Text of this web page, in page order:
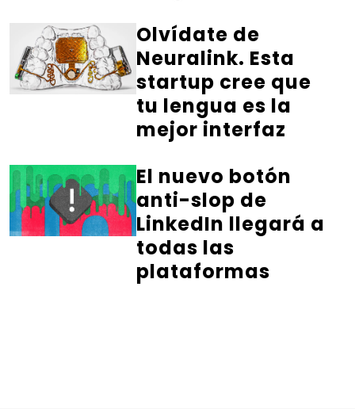
Olvídate de
Neuralink. Esta
startup cree que
tu lengua es la
mejor interfaz
El nuevo botón
anti-slop de
LinkedIn llegará a
todas las
plataformas